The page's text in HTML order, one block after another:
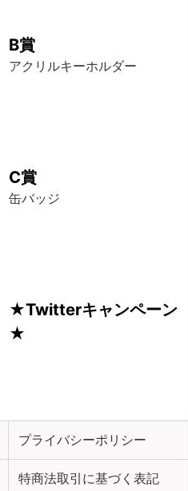
B賞
アクリルキーホルダー
C賞
缶バッジ
★Twitterキャンペーン
★
プライバシーポリシー
特商法取引に基づく表記